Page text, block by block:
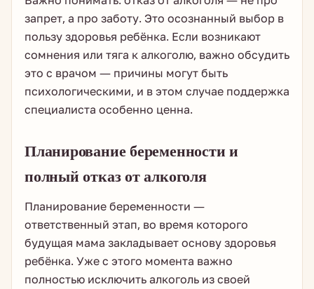
запрет, а про заботу. Это осознанный выбор в
пользу здоровья ребёнка. Если возникают
сомнения или тяга к алкоголю, важно обсудить
это с врачом — причины могут быть
психологическими, и в этом случае поддержка
специалиста особенно ценна.
Планирование беременности и
полный отказ от алкоголя
Планирование беременности —
ответственный этап, во время которого
будущая мама закладывает основу здоровья
ребёнка. Уже с этого момента важно
полностью исключить алкоголь из своей